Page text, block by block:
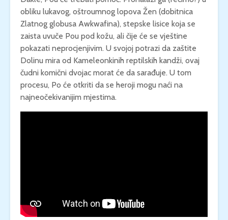
obliku lukavog, oštroumnog lopova Žen (dobitnica
Zlatnog globusa Awkwafina), stepske lisice koja se
zaista uvuče Pou pod kožu, ali čije će se vještine
pokazati neprocjenjivim. U svojoj potrazi da zaštite
Dolinu mira od Kameleonkinih reptilskih kandži, ovaj
čudni komični dvojac morat će da sarađuje. U tom
procesu, Po će otkriti da se heroji mogu naći na
najneočekivanijim mjestima.